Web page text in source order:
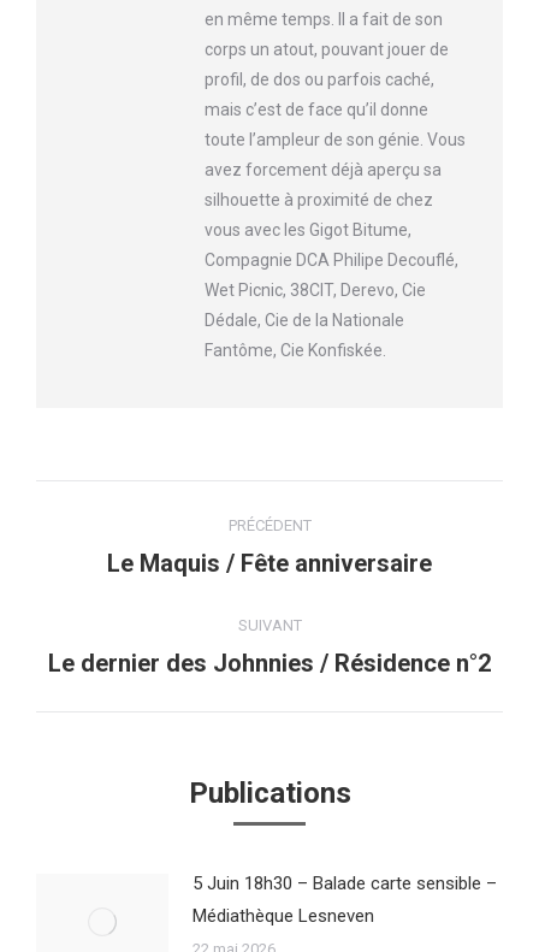
en même temps. Il a fait de son
corps un atout, pouvant jouer de
profil, de dos ou parfois caché,
mais c’est de face qu’il donne
toute l’ampleur de son génie. Vous
avez forcement déjà aperçu sa
silhouette à proximité de chez
vous avec les Gigot Bitume,
Compagnie DCA Philipe Decouflé,
Wet Picnic, 38CIT, Derevo, Cie
Dédale, Cie de la Nationale
Fantôme, Cie Konfiskée.
article
PRÉCÉDENT
Article
:
Le Maquis / Fête anniversaire
SUIVANT
Article
Le dernier des Johnnies / Résidence n°2
Publications
5 Juin 18h30 – Balade carte sensible –
Médiathèque Lesneven